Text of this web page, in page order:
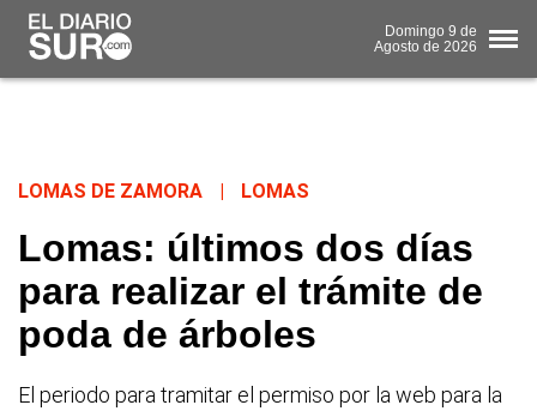
Domingo 9 de
Agosto de 2026
LOMAS DE ZAMORA LOMAS
Lomas: últimos dos días
para realizar el trámite de
poda de árboles
El periodo para tramitar el permiso por la web para la